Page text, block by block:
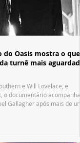
Oasis mostra o que
turnê mais aguardada
e Will Lovelace, e
o documentário acompanha
Gallagher após mais de